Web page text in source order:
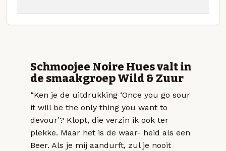
Schmoojee Noire Hues valt in
de smaakgroep Wild & Zuur
“Ken je de uitdrukking ‘Once you go sour
it will be the only thing you want to
devour’? Klopt, die verzin ik ook ter
plekke. Maar het is de waar- heid als een
Beer. Als je mij aandurft, zul je nooit